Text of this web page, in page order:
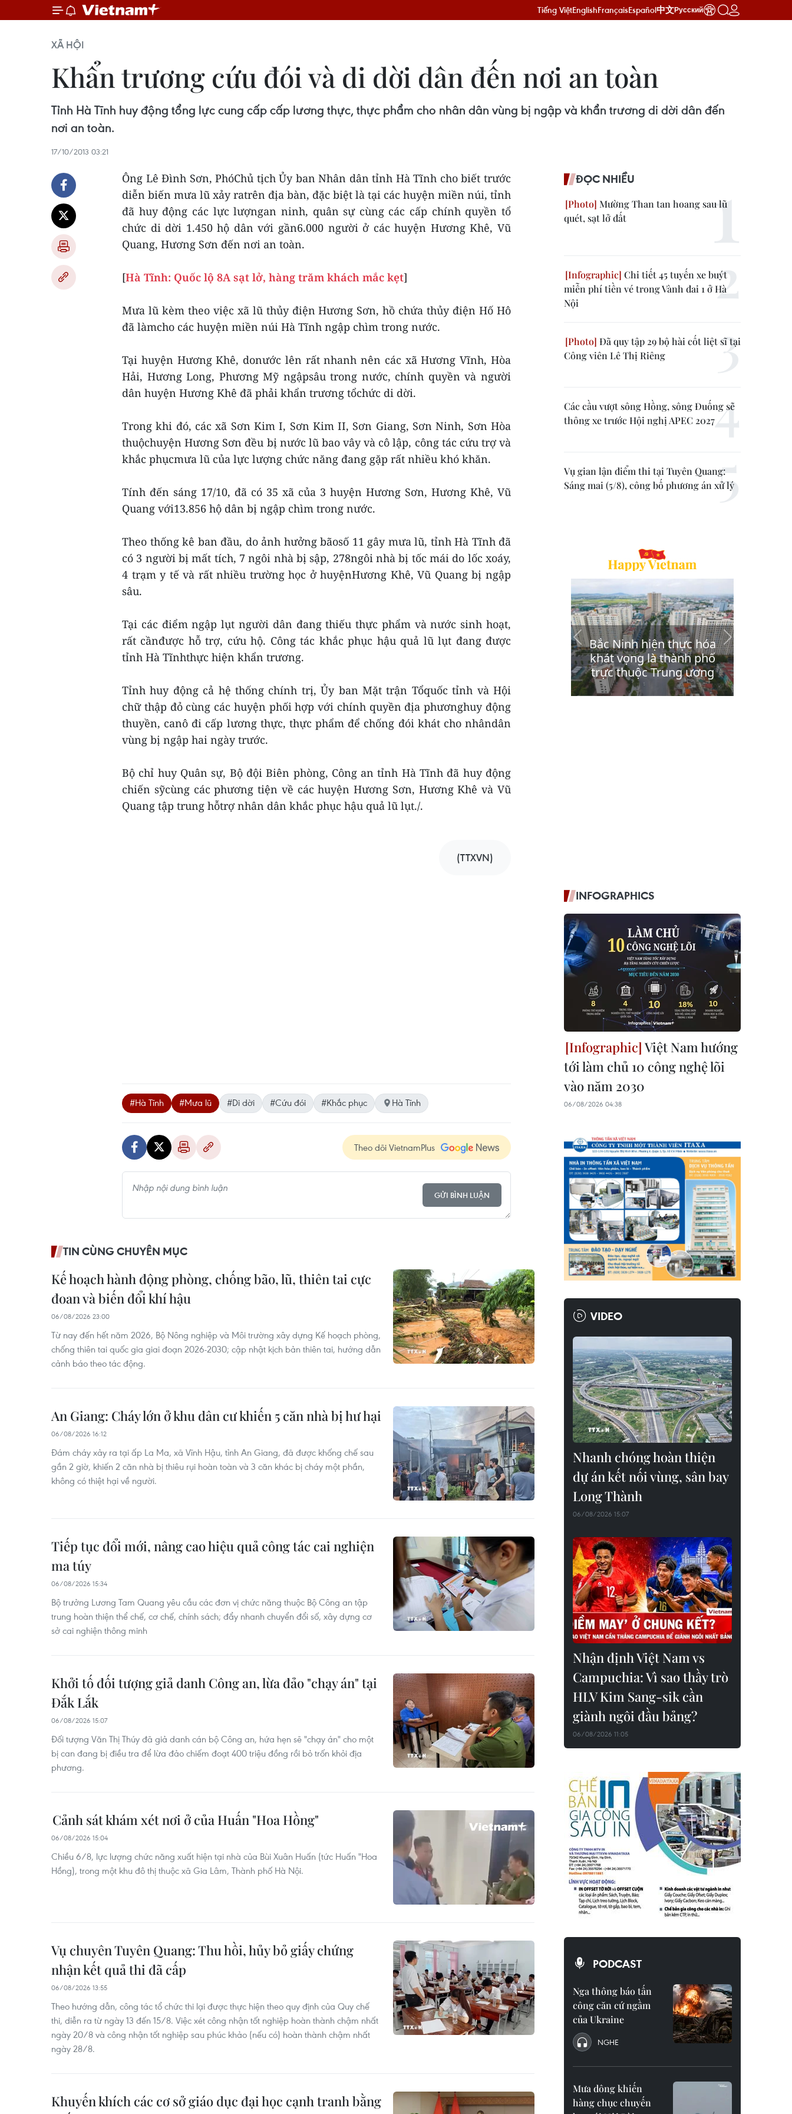
Tiếng ViệtEnglishFrançaisEspañol中文Русский
XÃ HỘI
Khẩn trương cứu đói và di dời dân đến nơi an toàn
Tỉnh Hà Tĩnh huy động tổng lực cung cấp cấp lương thực, thực phẩm cho nhân dân vùng bị ngập và khẩn trương di dời dân đến
nơi an toàn.
17/10/2013 03:21
Ông Lê Đình Sơn, PhóChủ tịch Ủy ban Nhân dân tỉnh Hà Tĩnh cho biết trước
diễn biến mưa lũ xảy ratrên địa bàn, đặc biệt là tại các huyện miền núi, tỉnh
đã huy động các lực lượngan ninh, quân sự cùng các cấp chính quyền tổ
chức di dời 1.450 hộ dân với gần6.000 người ở các huyện Hương Khê, Vũ
Quang, Hương Sơn đến nơi an toàn.
[Hà Tĩnh: Quốc lộ 8A sạt lở, hàng trăm khách mắc kẹt]
Mưa lũ kèm theo việc xã lũ thủy điện Hương Sơn, hồ chứa thủy điện Hố Hô
đã làmcho các huyện miền núi Hà Tĩnh ngập chìm trong nước.
Tại huyện Hương Khê, donước lên rất nhanh nên các xã Hương Vĩnh, Hòa
Hải, Hương Long, Phương Mỹ ngậpsâu trong nước, chính quyền và người
dân huyện Hương Khê đã phải khẩn trương tổchức di dời.
Trong khi đó, các xã Sơn Kim I, Sơn Kim II, Sơn Giang, Sơn Ninh, Sơn Hòa
thuộchuyện Hương Sơn đều bị nước lũ bao vây và cô lập, công tác cứu trợ và
khắc phụcmưa lũ của lực lượng chức năng đang gặp rất nhiều khó khăn.
Tính đến sáng 17/10, đã có 35 xã của 3 huyện Hương Sơn, Hương Khê, Vũ
Quang với13.856 hộ dân bị ngập chìm trong nước.
Theo thống kê ban đầu, do ảnh hưởng bãosố 11 gây mưa lũ, tỉnh Hà Tĩnh đã
có 3 người bị mất tích, 7 ngôi nhà bị sập, 278ngôi nhà bị tốc mái do lốc xoáy,
4 trạm y tế và rất nhiều trường học ở huyệnHương Khê, Vũ Quang bị ngập
sâu.
Tại các điểm ngập lụt người dân đang thiếu thực phẩm và nước sinh hoạt,
rất cầnđược hỗ trợ, cứu hộ. Công tác khắc phục hậu quả lũ lụt đang được
tỉnh Hà Tĩnhthực hiện khẩn trương.
Tỉnh huy động cả hệ thống chính trị, Ủy ban Mặt trận Tổquốc tỉnh và Hội
chữ thập đỏ cùng các huyện phối hợp với chính quyền địa phươnghuy động
thuyền, canô đi cấp lương thực, thực phẩm để chống đói khát cho nhândân
vùng bị ngập hai ngày trước.
Bộ chỉ huy Quân sự, Bộ đội Biên phòng, Công an tỉnh Hà Tĩnh đã huy động
chiến sỹcùng các phương tiện về các huyện Hương Sơn, Hương Khê và Vũ
Quang tập trung hỗtrợ nhân dân khắc phục hậu quả lũ lụt./.
(TTXVN)
#Hà Tĩnh #Mưa lũ #Di dời #Cứu đói #Khắc phục Hà Tĩnh
Theo dõi VietnamPlus
GỬI BÌNH LUẬN
TIN CÙNG CHUYÊN MỤC
Kế hoạch hành động phòng, chống bão, lũ, thiên tai cực
đoan và biến đổi khí hậu
06/08/2026 23:00
Từ nay đến hết năm 2026, Bộ Nông nghiệp và Môi trường xây dựng Kế hoạch phòng,
chống thiên tai quốc gia giai đoạn 2026-2030; cập nhật kịch bản thiên tai, hướng dẫn
cảnh báo theo tác động.
An Giang: Cháy lớn ở khu dân cư khiến 5 căn nhà bị hư hại
06/08/2026 16:12
Đám cháy xảy ra tại ấp La Ma, xã Vĩnh Hậu, tỉnh An Giang, đã được khống chế sau
gần 2 giờ, khiến 2 căn nhà bị thiêu rụi hoàn toàn và 3 căn khác bị cháy một phần,
không có thiệt hại về người.
Tiếp tục đổi mới, nâng cao hiệu quả công tác cai nghiện
ma túy
06/08/2026 15:34
Bộ trưởng Lương Tam Quang yêu cầu các đơn vị chức năng thuộc Bộ Công an tập
trung hoàn thiện thể chế, cơ chế, chính sách; đẩy nhanh chuyển đổi số, xây dựng cơ
sở cai nghiện thông minh
Khởi tố đối tượng giả danh Công an, lừa đảo "chạy án" tại
Đắk Lắk
06/08/2026 15:07
Đối tượng Văn Thị Thúy đã giả danh cán bộ Công an, hứa hẹn sẽ "chạy án" cho một
bị can đang bị điều tra để lừa đảo chiếm đoạt 400 triệu đồng rồi bỏ trốn khỏi địa
phương.
Cảnh sát khám xét nơi ở của Huấn "Hoa Hồng"
06/08/2026 15:04
Chiều 6/8, lực lượng chức năng xuất hiện tại nhà của Bùi Xuân Huấn (tức Huấn "Hoa
Hồng), trong một khu đô thị thuộc xã Gia Lâm, Thành phố Hà Nội.
Vụ chuyên Tuyên Quang: Thu hồi, hủy bỏ giấy chứng
nhận kết quả thi đã cấp
06/08/2026 13:55
Theo hướng dẫn, công tác tổ chức thi lại được thực hiện theo quy định của Quy chế
thi, diễn ra từ ngày 13 đến 15/8. Việc xét công nhận tốt nghiệp hoàn thành chậm nhất
ngày 20/8 và công nhận tốt nghiệp sau phúc khảo (nếu có) hoàn thành chậm nhất
ngày 28/8.
Khuyến khích các cơ sở giáo dục đại học cạnh tranh bằng
ĐỌC NHIỀU
Mường Than tan hoang sau lũ
quét, sạt lở đất
Chi tiết 45 tuyến xe buýt
miễn phí tiền vé trong Vành đai 1 ở Hà
Nội
Đã quy tập 29 bộ hài cốt liệt sĩ tại
Công viên Lê Thị Riêng
Các cầu vượt sông Hồng, sông Đuống sẽ
thông xe trước Hội nghị APEC 2027
Vụ gian lận điểm thi tại Tuyên Quang:
Sáng mai (5/8), công bố phương án xử lý
INFOGRAPHICS
Việt Nam hướng
tới làm chủ 10 công nghệ lõi
vào năm 2030
06/08/2026 04:38
VIDEO
Nhanh chóng hoàn thiện
dự án kết nối vùng, sân bay
Long Thành
06/08/2026 15:07
Nhận định Việt Nam vs
Campuchia: Vì sao thầy trò
HLV Kim Sang-sik cần
giành ngôi đầu bảng?
06/08/2026 11:05
PODCAST
Nga thông báo tấn
công căn cứ ngầm
của Ukraine
NGHE
Mưa dông khiến
hàng chục chuyến